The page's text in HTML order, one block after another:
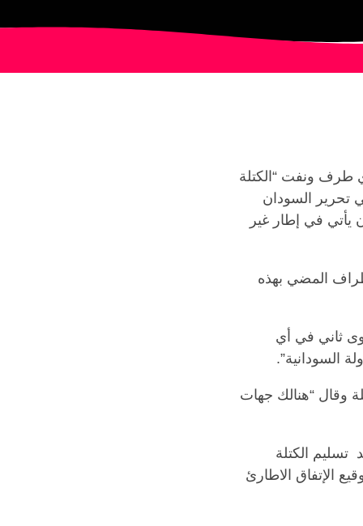
طرف ونفت “الكتلة
تحرير السودان
يأتي في إطار غير
المضي بهذه
ثاني في أي
السودانية”.
وقال “هنالك جهات
تسليم الكتلة
الإتفاق الاطارئ